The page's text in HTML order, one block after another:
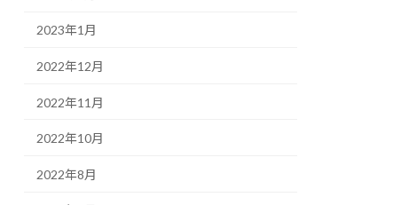
2023年1月
2022年12月
2022年11月
2022年10月
2022年8月